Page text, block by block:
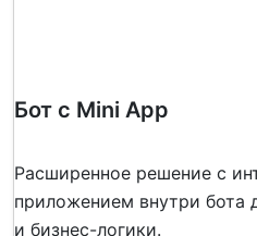
Бот с Mini App
Расширенное решение с
приложением внутри бота
и бизнес-логики.